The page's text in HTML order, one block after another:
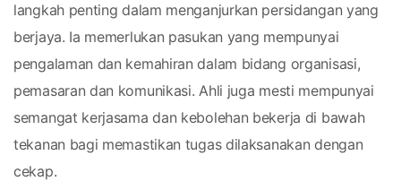
langkah penting dalam menganjurkan persidangan yang
berjaya. Ia memerlukan pasukan yang mempunyai
pengalaman dan kemahiran dalam bidang organisasi,
pemasaran dan komunikasi. Ahli juga mesti mempunyai
semangat kerjasama dan kebolehan bekerja di bawah
tekanan bagi memastikan tugas dilaksanakan dengan
cekap.